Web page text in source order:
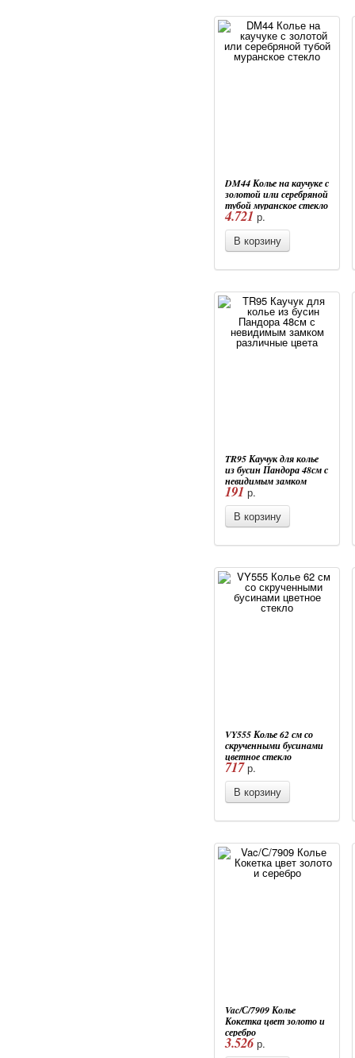
DM44 Колье на каучуке с
золотой или серебряной
тубой муранское стекло
4.721 р.
В корзину
TR95 Каучук для колье
из бусин Пандора 48см с
невидимым замком
различные цвета
191 р.
В корзину
VY555 Колье 62 см со
скрученными бусинами
цветное стекло
717р.
В корзину
Vac/С/7909 Колье
Кокетка цвет золото и
серебро
3.526р.